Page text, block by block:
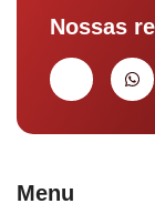
Nossas
Menu